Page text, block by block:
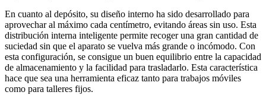
En cuanto al depósito, su diseño interno ha sido desarrollado para
aprovechar al máximo cada centímetro, evitando áreas sin uso. Esta
distribución interna inteligente permite recoger una gran cantidad de
suciedad sin que el aparato se vuelva más grande o incómodo. Con
esta configuración, se consigue un buen equilibrio entre la capacidad
de almacenamiento y la facilidad para trasladarlo. Esta característica
hace que sea una herramienta eficaz tanto para trabajos móviles
como para talleres fijos.